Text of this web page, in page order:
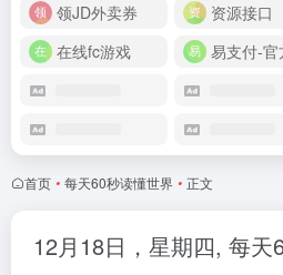
领JD外卖券
资源接口
在线fc游戏
首页 • 每天60秒读懂世界 • 正文
12月18日，星期四, 每天